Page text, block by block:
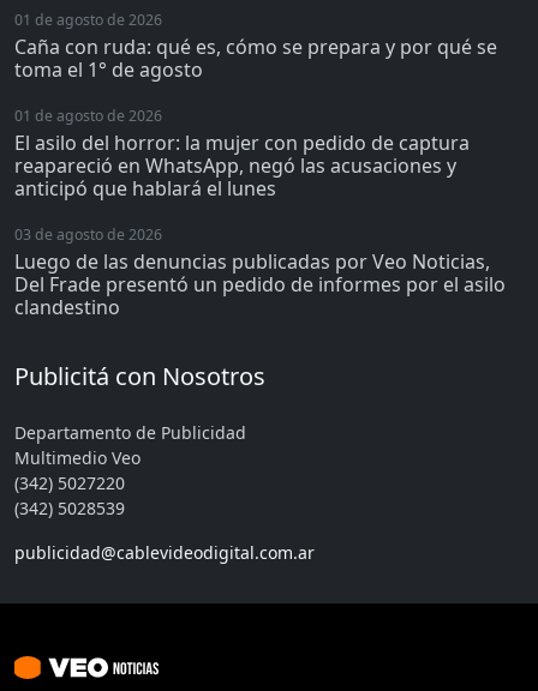
01 de agosto de 2026
Caña con ruda: qué es, cómo se prepara y por qué se
toma el 1° de agosto
01 de agosto de 2026
El asilo del horror: la mujer con pedido de captura
reapareció en WhatsApp, negó las acusaciones y
anticipó que hablará el lunes
03 de agosto de 2026
Luego de las denuncias publicadas por Veo Noticias,
Del Frade presentó un pedido de informes por el asilo
clandestino
Publicitá con Nosotros
Departamento de Publicidad
Multimedio Veo
(342) 5027220
(342) 5028539
publicidad@cablevideodigital.com.ar